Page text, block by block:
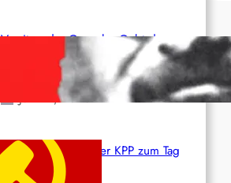
Vorsitzender Gonzalo: Gebt das
Leben für die Partei und die
Juni 19, 2026
Beschluss des ZK der KPP zum Tag
des Heldentums